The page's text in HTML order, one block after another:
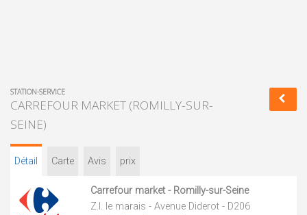
STATION-SERVICE
CARREFOUR MARKET (ROMILLY-SUR-
SEINE)
Détail Carte Avis prix
Carrefour market - Romilly-sur-Seine
Z.I. le marais - Avenue Diderot - D206